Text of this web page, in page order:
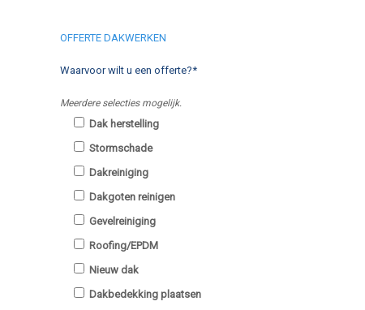
OFFERTE DAKWERKEN
Waarvoor wilt u een offerte?*
Meerdere selecties mogelijk.
Dak herstelling
Stormschade
Dakreiniging
Dakgoten reinigen
Gevelreiniging
Roofing/EPDM
Nieuw dak
Dakbedekking plaatsen